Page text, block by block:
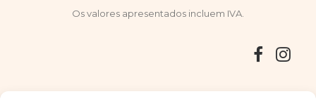
Os valores apresentados incluem IVA.